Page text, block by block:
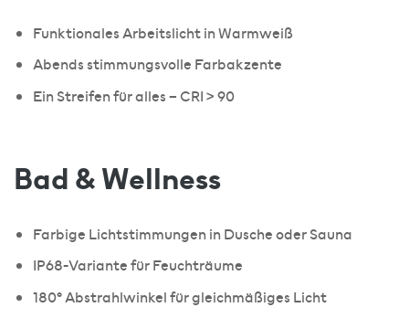
Funktionales Arbeitslicht in Warmweiß
Abends stimmungsvolle Farbakzente
Ein Streifen für alles – CRI > 90
Bad & Wellness
Farbige Lichtstimmungen in Dusche oder Sauna
IP68-Variante für Feuchträume
180° Abstrahlwinkel für gleichmäßiges Licht